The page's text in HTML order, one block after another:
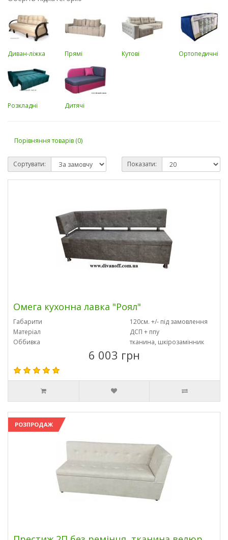
Диван-ліжка Прямі Кутові Ортопедичні
Розкладні Дитячі
Порівняння товарів (0)
Сортувати: Показати:
Омега кухонна лавка "Роял"
Габарити
120см. +/- під замовлення
Матеріал
ДСП + ппу
Оббивка
тканина, шкірозамінник
6 003 грн
РОЗПРОДАЖ